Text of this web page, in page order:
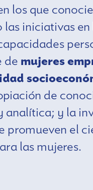
los que
iniciativas
de mujeres
de
analítica; y la
promueven el
las mujeres.